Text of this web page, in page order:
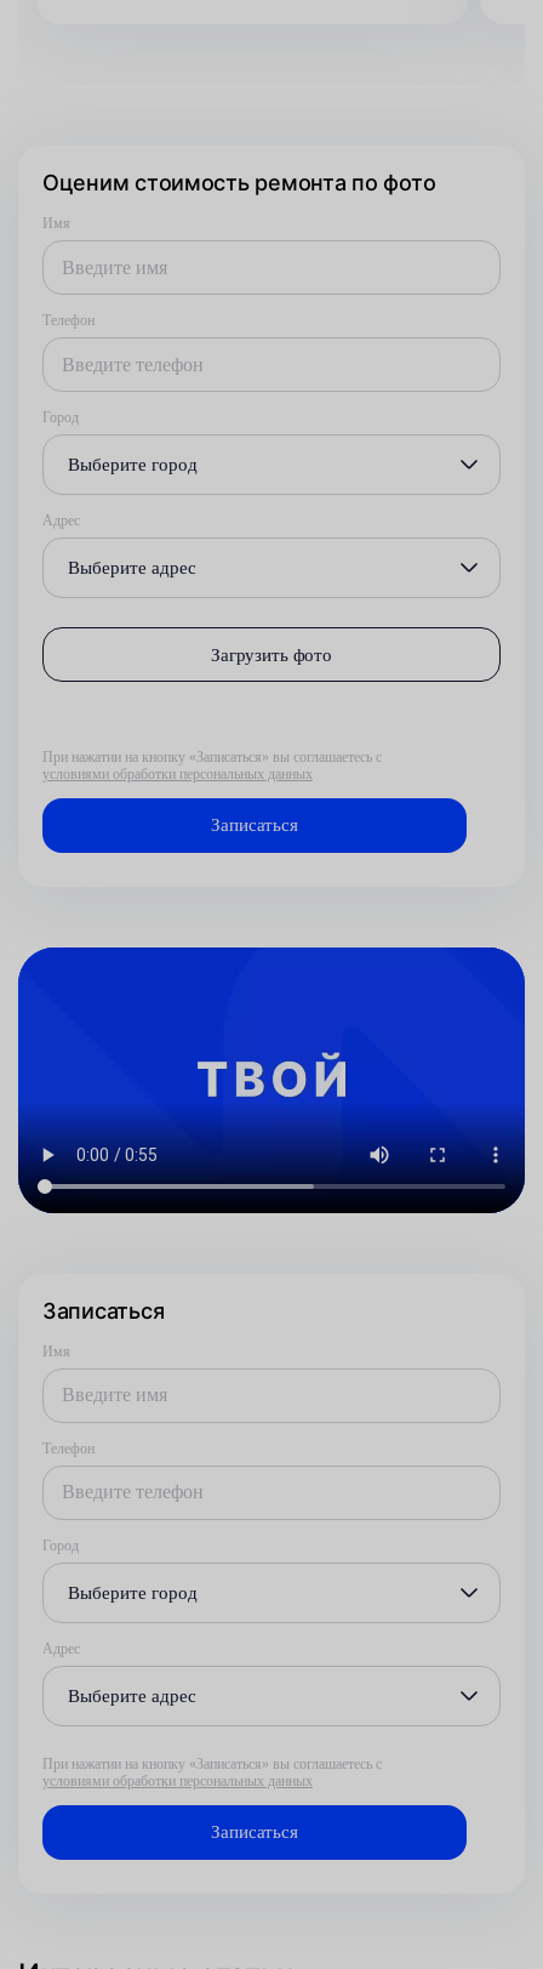
Оценим стоимость ремонта по фото
Имя
Телефон
Город
Выберите город
Адрес
Выберите адрес
Загрузить фото
При нажатии на кнопку «Записаться» вы соглашаетесь с
условиями обработки персональных данных
Записаться
Имя
Телефон
Город
Выберите город
Адрес
Выберите адрес
При нажатии на кнопку «Записаться» вы соглашаетесь с
условиями обработки персональных данных